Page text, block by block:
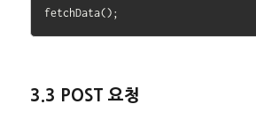
3.3 POST 요청